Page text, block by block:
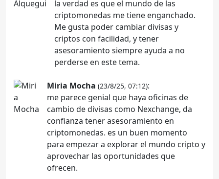
la verdad es que el mundo de las
criptomonedas me tiene enganchado.
Me gusta poder cambiar divisas y
criptos con facilidad, y tener
asesoramiento siempre ayuda a no
perderse en este tema.
Miria Mocha (23/8/25, 07:12):
me parece genial que haya oficinas de
cambio de divisas como Nexchange, da
confianza tener asesoramiento en
criptomonedas. es un buen momento
para empezar a explorar el mundo cripto y
aprovechar las oportunidades que
ofrecen.